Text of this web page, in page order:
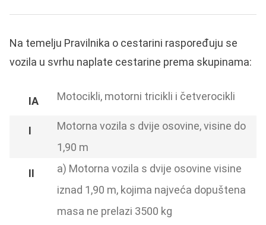
Na temelju Pravilnika o cestarini raspoređuju se
vozila u svrhu naplate cestarine prema skupinama:
Motocikli, motorni tricikli i četverocikli
Motorna vozila s dvije osovine, visine do
1,90 m
a) Motorna vozila s dvije osovine visine
iznad 1,90 m, kojima najveća dopuštena
masa ne prelazi 3500 kg